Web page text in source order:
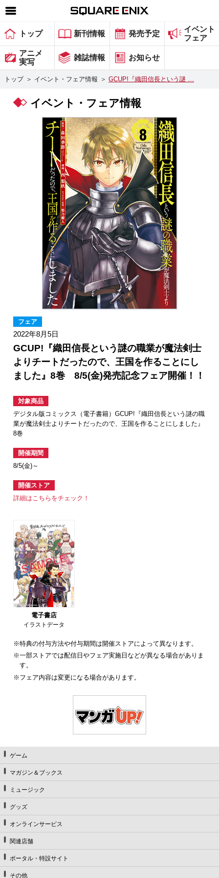
SQUARE ENIX 公式サイトメニュー
ゲーム
マガジン＆ブックス
グッズ
会社情報 採用情報
スクウェア・エニックス サイト内検索
トップ 新刊情報 発売予定
イベント
フェア
アニメ
実写
雑誌情報 お知らせ
トップ ＞ イベント・フェア情報 ＞ GCUP!『織田信長という謎 …
イベント・フェア情報
フェア
2022年8月5日
GCUP!『織田信長という謎の職業が魔法剣士
よりチートだったので、王国を作ることにし
ました』8巻 8/5(金)発売記念フェア開催！！
対象商品
デジタル版コミックス（電子書籍）GCUP!『織田信長という謎の職
業が魔法剣士よりチートだったので、王国を作ることにしました』
8巻
開催期間
8/5(金)～
開催ストア
詳細はこちらをチェック！
電子書店
イラストデータ
※特典の付与方法や付与期間は開催ストアによって異なります。
※一部ストアでは配信日やフェア実施日などが異なる場合がありま
す。
※フェア内容は変更になる場合があります。
ゲーム
マガジン＆ブックス
ミュージック
グッズ
オンラインサービス
関連店舗
ポータル・特設サイト
その他